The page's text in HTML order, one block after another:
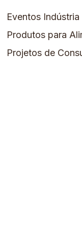
Eventos
Produtos para
Projetos de